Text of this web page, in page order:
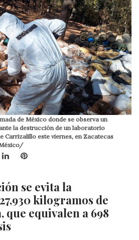
de México donde se observa un
la destrucción de un laboratorio
Carrizalillo este viernes, en Zacatecas
LinkedInPinterest
se evita la
kilogramos de
que equivalen a 698